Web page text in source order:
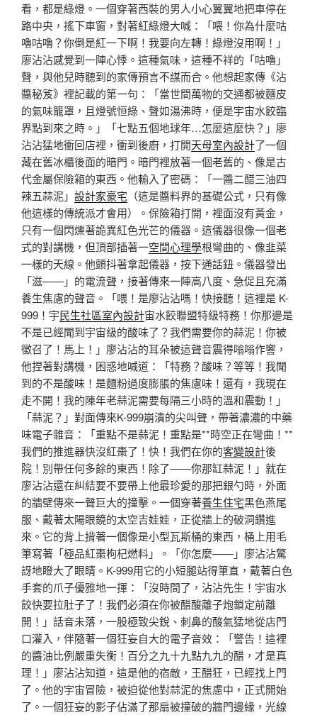
看，都是綠燈。一個穿著西裝的男人小心翼翼地把車停在
路中央，搖下車窗，對著紅綠燈大喊：「喂！你為什麼咕
嚕咕嚕？你倒是紅一下啊！我要向左轉！綠燈沒用啊！」
廖沾沾感覺到一陣心悸。這種氣味，這種不祥的「咕嚕」
聲，與他兒時聽到的家傳預言不謀而合。他想起家傳《沾
醬秘笈》裡記載的第一句：「當世間萬物的交通都被麵皮
的氣味籠罩，且燈號恒綠、聲如湯沸時，便是宇宙水餃臨
界點到來之時。」「七點五個地球年…怎麼這麼快？」廖
沾沾猛地衝回店裡，衝到後廚，打開天母室內設計了一個
藏在舊冰櫃後面的暗門。暗門裡放著一個老舊的、像是古
代金屬保險箱的東西。他輸入了密碼：「一醬二醋三油四
辣五蒜泥」 設計家豪宅 （這是醬料界的基礎公式，只有像
他這樣的傳統派才會用）。保險箱打開，裡面沒有黃金，
只有一個閃爍著詭異紅色光芒的儀器。這儀器很像一個老
式的對講機，但頂部插著一空間心理學根彎曲的、像韭菜
一樣的天線。他顫抖著拿起儀器，按下通話鈕。儀器發出
「滋——」的電流聲，接著傳來一陣高八度、急促且充滿
養生焦慮的聲音。「喂！是廖沾沾嗎！快接聽！這裡是 K-
999！宇民生社區室內設計宙水餃聯盟特級特務！你那邊是
不是已經聞到宇宙級的酸味了？我們需要你的蒜泥！你被
徵召了！馬上！」廖沾沾的耳朵被這聲音震得嗡嗡作響，
他捏著對講機，困惑地喊道：「特務？酸味？等等！我聞
到的不是酸味！是麵粉過度膨脹的焦慮味！還有，我現在
走不開！我的陳年老蒜泥需要每隔三小時的溫和震動！」
「蒜泥？」對面傳來K-999崩潰的尖叫聲，帶著濃濃的中藥
味電子雜音：「重點不是蒜泥！重點是**時空正在彎曲！**
我們的推進器快沒紅棗了！快！我們在你的客變設計後
院！別帶任何多餘的東西！除了——你那缸蒜泥！」就在
廖沾沾還在糾結要不要帶上他最珍愛的那把銀勺時，外面
的牆壁傳來一聲巨大的撞擊。一個穿著養生住宅黑色燕尾
服、戴著太陽眼鏡的太空吉娃娃，正從牆上的破洞鑽進
來。它的背上揹著一個像是小型瓦斯桶的東西，桶上用毛
筆寫著「極品紅棗枸杞燃料」。「你怎麼——」廖沾沾驚
訝地瞪大了眼睛。K-999用它的小短腿站得筆直，戴著白色
手套的爪子優雅地一揮：「沒時間了，沾沾先生！宇宙水
餃快要拉肚子了！我們必須在你被醋酸離子炮鎖定前離
開！」話音未落，一股極致尖銳、刺鼻的酸氣猛地從店門
口灌入，伴隨著一個狂妄自大的電子音效：「警告！這裡
的醬油比例嚴重失衡！百分之九十九點九九的醋，才是真
理！」廖沾沾知道，這是他的宿敵，王醋狂，已經找上門
了。他的宇宙冒險，被迫從他對蒜泥的焦慮中，正式開始
了。一個狂妄的影子佔滿了那扇被撞破的牆門邊緣，光線